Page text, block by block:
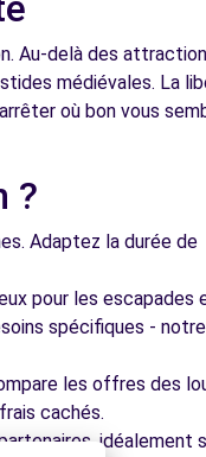
Au-delà des
médiévales. La
où bon vous
?
Adaptez la durée de
pour les escapades
spécifiques -
les offres des
cachés.
idéalement